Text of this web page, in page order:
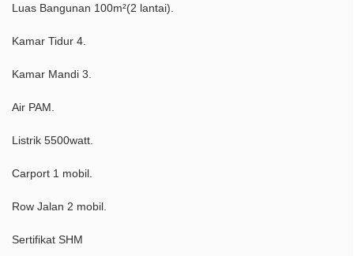
Luas Bangunan 100m²(2 lantai).
Kamar Tidur 4.
Kamar Mandi 3.
Air PAM.
Listrik 5500watt.
Carport 1 mobil.
Row Jalan 2 mobil.
Sertifikat SHM